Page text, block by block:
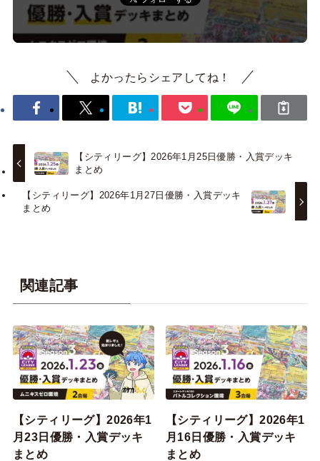
よかったらシェアしてね！
【シティリーグ】2026年1月25日優勝・入賞デッキ
まとめ
【シティリーグ】2026年1月27日優勝・入賞デッキ
まとめ
関連記事
【シティリーグ】2026年1
月23日優勝・入賞デッキ
まとめ
【シティリーグ】2026年1
月16日優勝・入賞デッキ
まとめ